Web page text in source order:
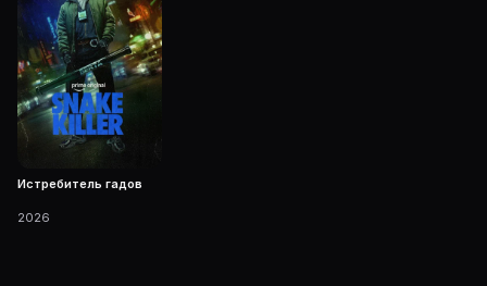
Истребитель гадов
2026